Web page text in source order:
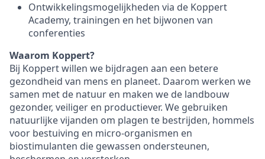
Ontwikkelingsmogelijkheden via de Koppert
Academy, trainingen en het bijwonen van
conferenties
Waarom Koppert?
Bij Koppert willen we bijdragen aan een betere
gezondheid van mens en planeet. Daarom werken we
samen met de natuur en maken we de landbouw
gezonder, veiliger en productiever. We gebruiken
natuurlijke vijanden om plagen te bestrijden, hommels
voor bestuiving en micro-organismen en
biostimulanten die gewassen ondersteunen,